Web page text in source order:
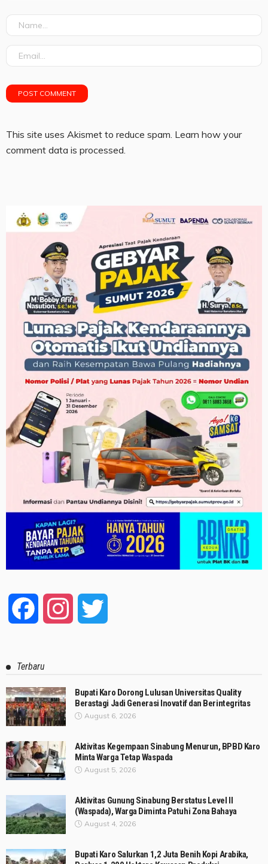
This site uses Akismet to reduce spam. Learn how your
comment data is processed.
Facebook Instagram
Terbaru
Bupati Karo Dorong Lulusan Universitas Quality
Berastagi Jadi Generasi Inovatif dan Berintegritas
August 6, 2026
Aktivitas Kegempaan Sinabung Menurun, BPBD Karo
Minta Warga Tetap Waspada
August 5, 2026
Aktivitas Gunung Sinabung Berstatus Level II
(Waspada), Warga Diminta Patuhi Zona Bahaya
August 4, 2026
Bupati Karo Salurkan 1,2 Juta Benih Kopi Arabika,